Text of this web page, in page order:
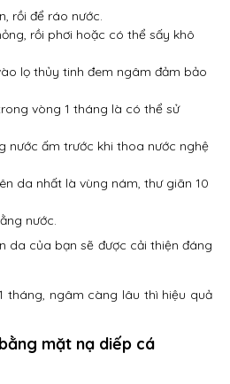
rồi để ráo nước.
rồi phơi hoặc có thể sấy khô
lọ thủy tinh đem ngâm đảm bảo
vòng 1 tháng là có thể sử
nước ấm trước khi thoa nước nghệ
da nhất là vùng nám, thư giãn 10
nước.
da của bạn sẽ được cải thiện đáng
tháng, ngâm càng lâu thì hiệu quả
mặt nạ diếp cá